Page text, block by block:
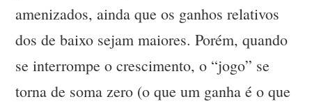
amenizados, ainda que os ganhos relativos
dos de baixo sejam maiores. Porém, quando
se interrompe o crescimento, o “jogo” se
torna de soma zero (o que um ganha é o que